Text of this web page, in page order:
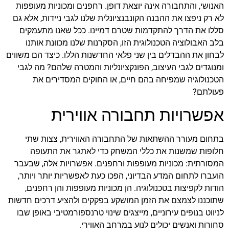
האנושי, והתחבורה אינה יוצאת דופן. רחפנים ומכוניות מעופפות
לא רק ניפצו את ההבנה הקונבנציונלית שלנו לגבי ניידות, אלא גם
סללו את הדרך להתקדמות שטרם דמיינו. ככל שאנו מתעמקים
בלב האבולוציה הטכנולוגית הזו, הסקרנות שלנו מכוונת אותנו
לבחון את ההבדלים בין שני פלאי החדשנות הללו. כיצד הם משווים
ומנוגדים לגבי העיצוב, הפונקציונליות והמטרה שלהם? מה לגבי
הטכנולוגיה שמפיחה בהם חיים, או החוקים המסדירים את
פעולתם?
אפשרויות תחבורה אווירית
בתחום מעורר ההשתאות של התחבורה האווירית, צצות שתי
חלופות שמשנות את כללי המשחק כדי לאתגר את התעופה
המסורתית: מכוניות מעופפות ורחפנים. אפשרויות אלה, שבעבר
הועברו לתחום המדע הבדיוני, הפכו כעת לאפשריות יותר ויותר,
הודות לקפיצות בטכנולוגיה. הן מכוניות מעופפות והן רחפנים,
שתוכננו לצמצם את הזמן המושקע בפקקים ולהציע דרכים חדשות
לניווט בנופים עירוניים, מייצגים שינוי טרנספורמטיבי באופן שבו
סחורות ואנשים יכולים לנוע במרחב האווירי.